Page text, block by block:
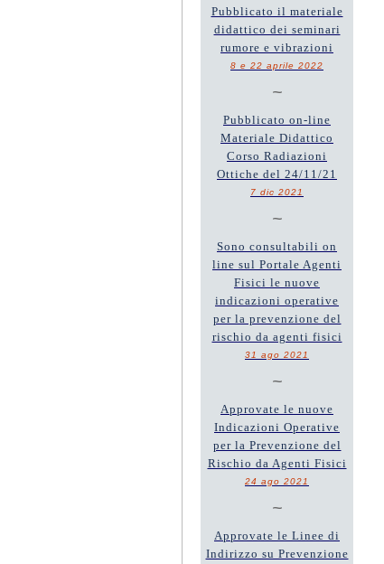
Pubblicato il materiale
didattico dei seminari
rumore e vibrazioni
8 e 22 aprile 2022
~
Pubblicato on-line
Materiale Didattico
Corso Radiazioni
Ottiche del 24/11/21
7 dic 2021
~
Sono consultabili on
line sul Portale Agenti
Fisici le nuove
indicazioni operative
per la prevenzione del
rischio da agenti fisici
31 ago 2021
~
Approvate le nuove
Indicazioni Operative
per la Prevenzione del
Rischio da Agenti Fisici
24 ago 2021
~
Approvate le Linee di
Indirizzo su Prevenzione